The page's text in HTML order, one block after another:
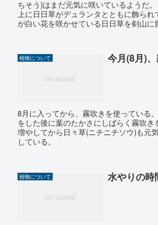
ちそう)はまだ元気に咲いているようだ
上に日日草がデュランタとともに飾ら
が白い花を咲かせている日日草を剣山に
植物について 今月(8月)
8月に入ってから、霧吹きを使っている
をした後に葉のたかさにしばらく霧吹
増やしてから日々草(ニチニチソウ)も元
している。
植物について 水やりの時